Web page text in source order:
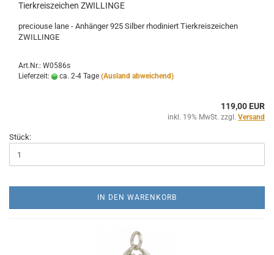
Tierkreiszeichen ZWILLINGE
preciouse lane - Anhänger 925 Silber rhodiniert Tierkreiszeichen
ZWILLINGE
Art.Nr.: W0586s
Lieferzeit:
ca. 2-4 Tage (Ausland abweichend)
119,00 EUR
inkl. 19% MwSt. zzgl. Versand
Stück:
IN DEN WARENKORB